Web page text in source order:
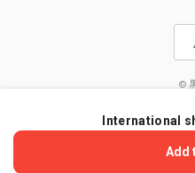
©
International
Add
ショッ